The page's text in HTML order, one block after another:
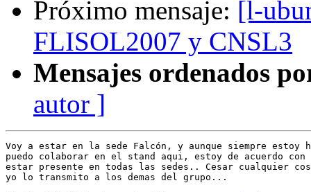
Próximo mensaje: [l-
FLISOL2007 y CNSL3
Mensajes ordenados
autor ]
Voy a estar en la sede Falcón, y aunque siempre estoy
puedo colaborar en el stand aqui, estoy de acuerdo
estar presente en todas las sedes.. Cesar cualquier
yo lo transmito a los demas del grupo...